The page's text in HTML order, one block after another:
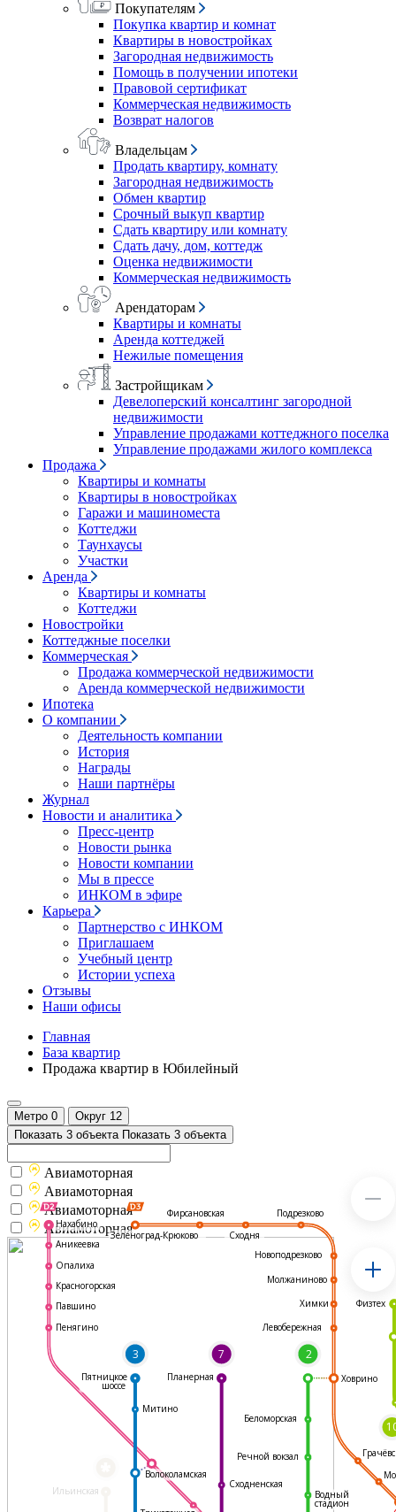
Покупателям
Покупка квартир и комнат
Квартиры в новостройках
Загородная недвижимость
Помощь в получении ипотеки
Правовой сертификат
Коммерческая недвижимость
Возврат налогов
Владельцам
Продать квартиру, комнату
Загородная недвижимость
Обмен квартир
Срочный выкуп квартир
Сдать квартиру или комнату
Сдать дачу, дом, коттедж
Оценка недвижимости
Коммерческая недвижимость
Арендаторам
Квартиры и комнаты
Аренда коттеджей
Нежилые помещения
Застройщикам
Девелоперский консалтинг загородной
недвижимости
Управление продажами коттеджного поселка
Управление продажами жилого комплекса
Продажа
Квартиры и комнаты
Квартиры в новостройках
Гаражи и машиноместа
Коттеджи
Таунхаусы
Участки
Аренда
Квартиры и комнаты
Коттеджи
Новостройки
Коттеджные поселки
Коммерческая
Продажа коммерческой недвижимости
Аренда коммерческой недвижимости
Ипотека
О компании
Деятельность компании
История
Награды
Наши партнёры
Журнал
Новости и аналитика
Пресс-центр
Новости рынка
Новости компании
Мы в прессе
ИНКОМ в эфире
Карьера
Партнерство с ИНКОМ
Приглашаем
Учебный центр
Истории успеха
Отзывы
Наши офисы
Главная
База квартир
Продажа квартир в Юбилейный
Метро 0 Округ 12
Показать 3 объекта Показать 3 объекта
Ильинская
3 7 2
Фирсановская
Сходня
Подрезково
Новоподрезково
Молжаниново
Химки
Левобережная
Ховрино
Водный
стадион
Сходненская
Волоколамская
Митино
Нахабино
Аникеевка
Опалиха
Красногорская
Павшино
Пенягино
Пятницкое
шоссе
Планерная
Физтех
Речной вокзал
Беломорская
Зеленоград-Крюково
Авиамоторная
Авиамоторная
Авиамоторная
Авиамоторная